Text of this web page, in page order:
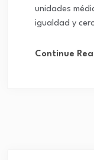
unidades
igualdad y
Continue